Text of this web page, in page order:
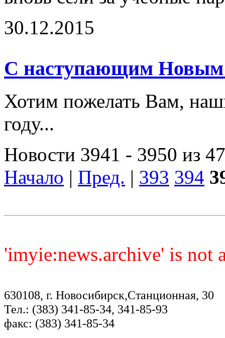
30.12.2015
С наступающим Новым
Хотим пожелать Вам,
году...
Новости 3941 - 3950 из
Начало | Пред. | 393 394
'imyie:news.archive' is not
630108, г. Новосибирск,Станционная, 30
Тел.: (383) 341-85-34, 341-85-93
факс: (383) 341-85-34